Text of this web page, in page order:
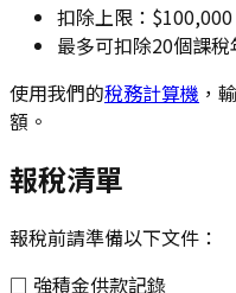
扣除上限：$100,000
最多可扣除20個課稅
使用我們的稅務計算機 ，
額。
報稅清單
報稅前請準備以下文件：
□ 強積金供款記錄